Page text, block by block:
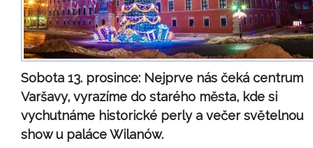
Sobota 13. prosince: Nejprve nás čeká centrum
Varšavy, vyrazíme do starého města, kde si
vychutnáme historické perly a večer světelnou
show u paláce Wilanów.